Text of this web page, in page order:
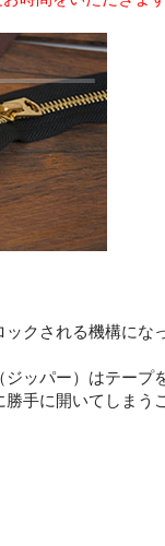
クされる機構にな
ッパー）はテー
手に開いてしまう